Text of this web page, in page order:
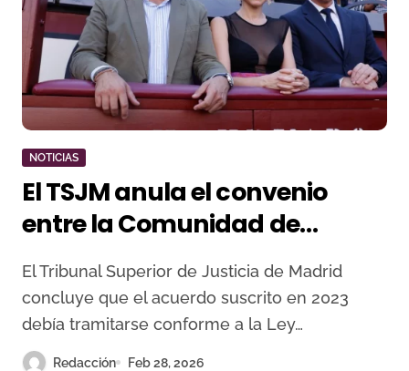
NOTICIAS
El TSJM anula el convenio
entre la Comunidad de
Madrid y la Fundación del
Toro de Lidia al considerarlo
una subvención sujeta a la
Ley General de Subvenciones
El Tribunal Superior de Justicia de Madrid
concluye que el acuerdo suscrito en 2023
debía tramitarse conforme a la Ley…
Redacción Feb 28, 2026